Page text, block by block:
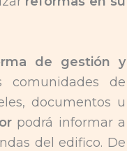
de gestión y
comunidades de
documentos u
podrá informar a
del edifico. De